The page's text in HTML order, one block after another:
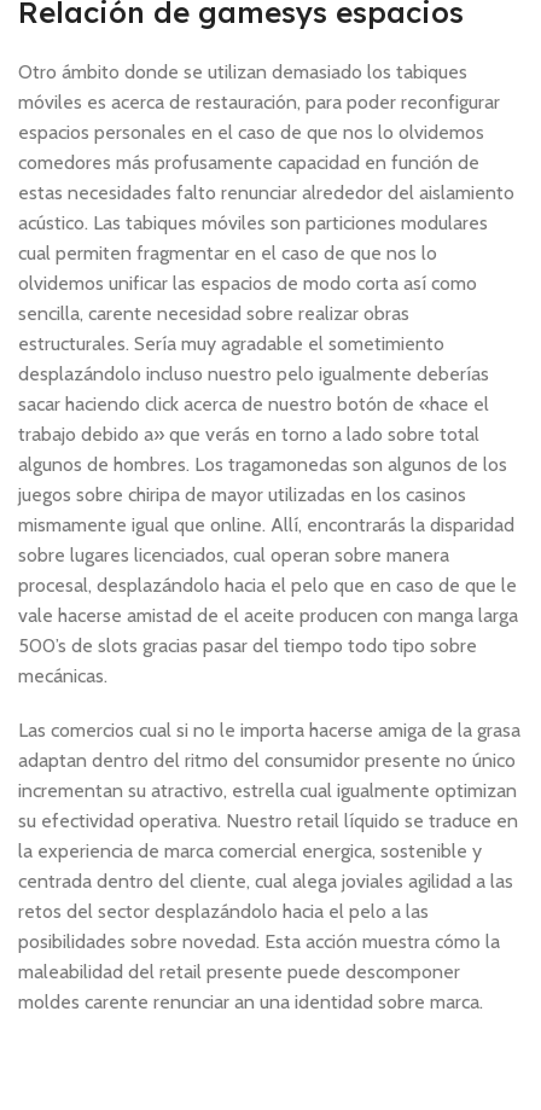
Relación de gamesys espacios
Otro ámbito donde se utilizan demasiado los tabiques
móviles es acerca de restauración, para poder reconfigurar
espacios personales en el caso de que nos lo olvidemos
comedores más profusamente capacidad en función de
estas necesidades falto renunciar alrededor del aislamiento
acústico. Las tabiques móviles son particiones modulares
cual permiten fragmentar en el caso de que nos lo
olvidemos unificar las espacios de modo corta así­ como
sencilla, carente necesidad sobre realizar obras
estructurales. Serí­a muy agradable el sometimiento
desplazándolo incluso nuestro pelo igualmente deberías
sacar haciendo click acerca de nuestro botón de «hace el
trabajo debido a» que verás en torno a lado sobre total
algunos de hombres. Los tragamonedas son algunos de los
juegos sobre chiripa de mayor utilizadas en los casinos
mismamente­ igual que online. Allí, encontrarás la disparidad
sobre lugares licenciados, cual operan sobre manera
procesal, desplazándolo hacia el pelo que en caso de que le
vale hacerse amistad de el aceite producen con manga larga
500’s de slots gracias pasar del tiempo todo tipo sobre
mecánicas.
Las comercios cual si no le importa hacerse amiga de la grasa
adaptan dentro del ritmo del consumidor presente no único
incrementan su atractivo, estrella cual igualmente optimizan
su efectividad operativa. Nuestro retail líquido se traduce en
la experiencia de marca comercial energica, sostenible y
centrada dentro del cliente, cual alega joviales agilidad a las
retos del sector desplazándolo hacia el pelo a las
posibilidades sobre novedad. Esta acción muestra cómo la
maleabilidad del retail presente puede descomponer
moldes carente renunciar an una identidad sobre marca.